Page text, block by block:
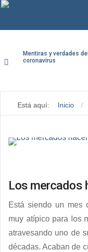
Mentiras y verdades del
coronavirus
Está aquí: Inicio
Los mercados
Está siendo un mes
muy atípico para los
atravesando uno de
décadas. Acaban de
Contraseña
¿Recordar